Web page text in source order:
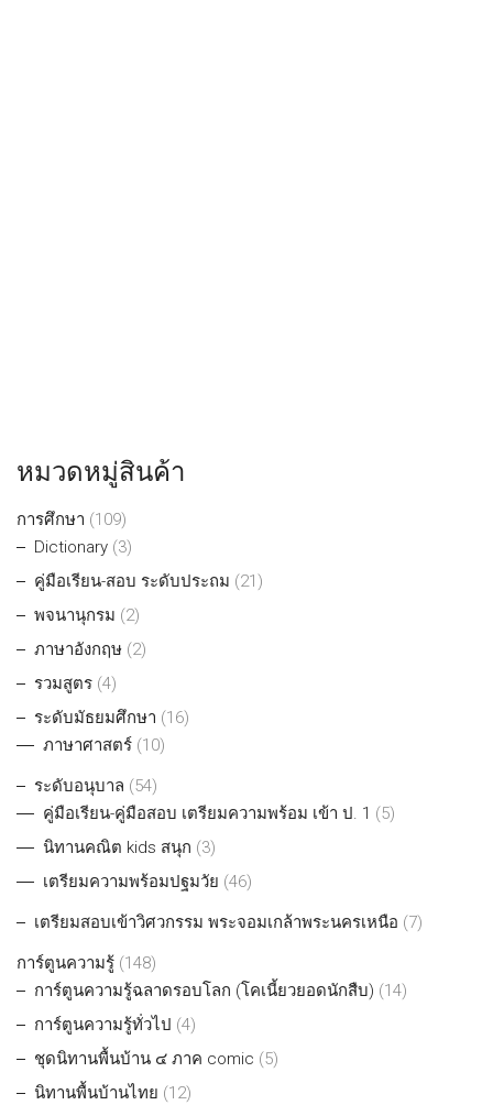
หมวดหมู่สินค้า
การศึกษา (109)
Dictionary (3)
คู่มือเรียน-สอบ ระดับประถม (21)
พจนานุกรม (2)
ภาษาอังกฤษ (2)
รวมสูตร (4)
ระดับมัธยมศึกษา (16)
ภาษาศาสตร์ (10)
ระดับอนุบาล (54)
คู่มือเรียน-คู่มือสอบ เตรียมความพร้อม เข้า ป. 1 (5)
นิทานคณิต kids สนุก (3)
เตรียมความพร้อมปฐมวัย (46)
เตรียมสอบเข้าวิศวกรรม พระจอมเกล้าพระนครเหนือ (7)
การ์ตูนความรู้ (148)
การ์ตูนความรู้ฉลาดรอบโลก (โคเนี้ยวยอดนักสืบ) (14)
การ์ตูนความรู้ทั่วไป (4)
ชุดนิทานพื้นบ้าน ๔ ภาค comic (5)
นิทานพื้นบ้านไทย (12)